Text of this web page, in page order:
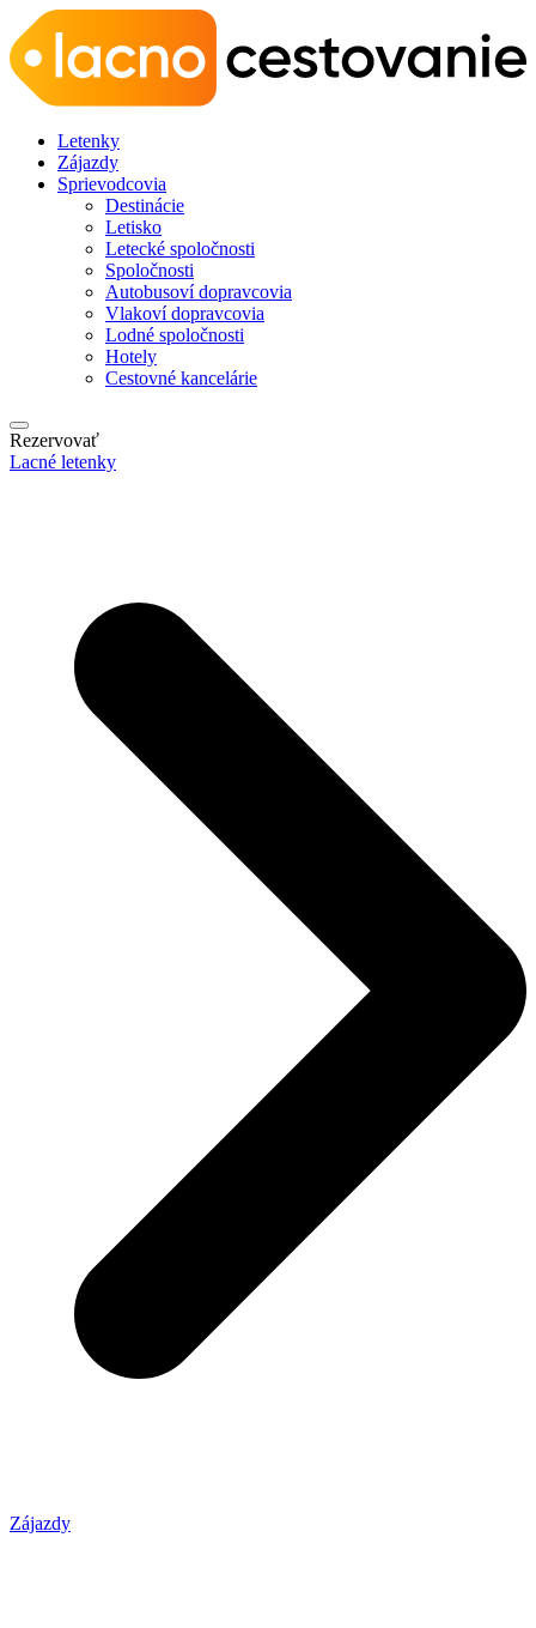
Letenky
Zájazdy
Sprievodcovia
Destinácie
Letisko
Letecké spoločnosti
Spoločnosti
Autobusoví dopravcovia
Vlakoví dopravcovia
Lodné spoločnosti
Hotely
Cestovné kancelárie
Rezervovať
Lacné letenky
Zájazdy